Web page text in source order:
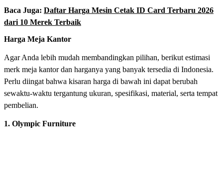
Baca Juga: Daftar Harga Mesin Cetak ID Card Terbaru 2026
dari 10 Merek Terbaik
Harga Meja Kantor
Agar Anda lebih mudah membandingkan pilihan, berikut estimasi
merk meja kantor dan harganya yang banyak tersedia di Indonesia.
Perlu diingat bahwa kisaran harga di bawah ini dapat berubah
sewaktu-waktu tergantung ukuran, spesifikasi, material, serta tempat
pembelian.
1. Olympic Furniture